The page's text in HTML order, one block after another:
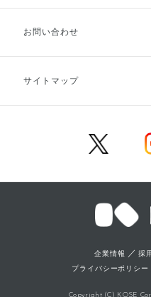
お支払方法
キャンセル・返品・交換
お問い合わせ
サイトマップ
企業情報 ／ 採
プライバシーポリシー
Copyright (C) KOSE